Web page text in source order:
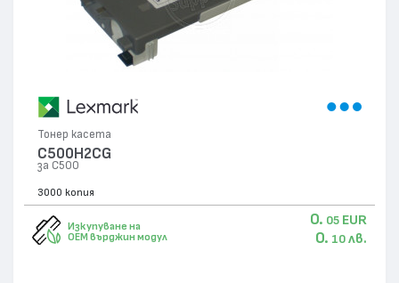
Тонер касета
C500H2CG
за C500
3000 копия
Изкупуване на
OEM върджин модул
0. 05 EUR
0. 10 лв.